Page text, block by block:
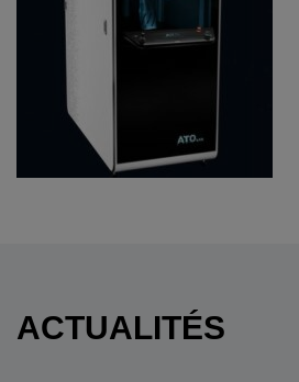
ACTUALITÉS